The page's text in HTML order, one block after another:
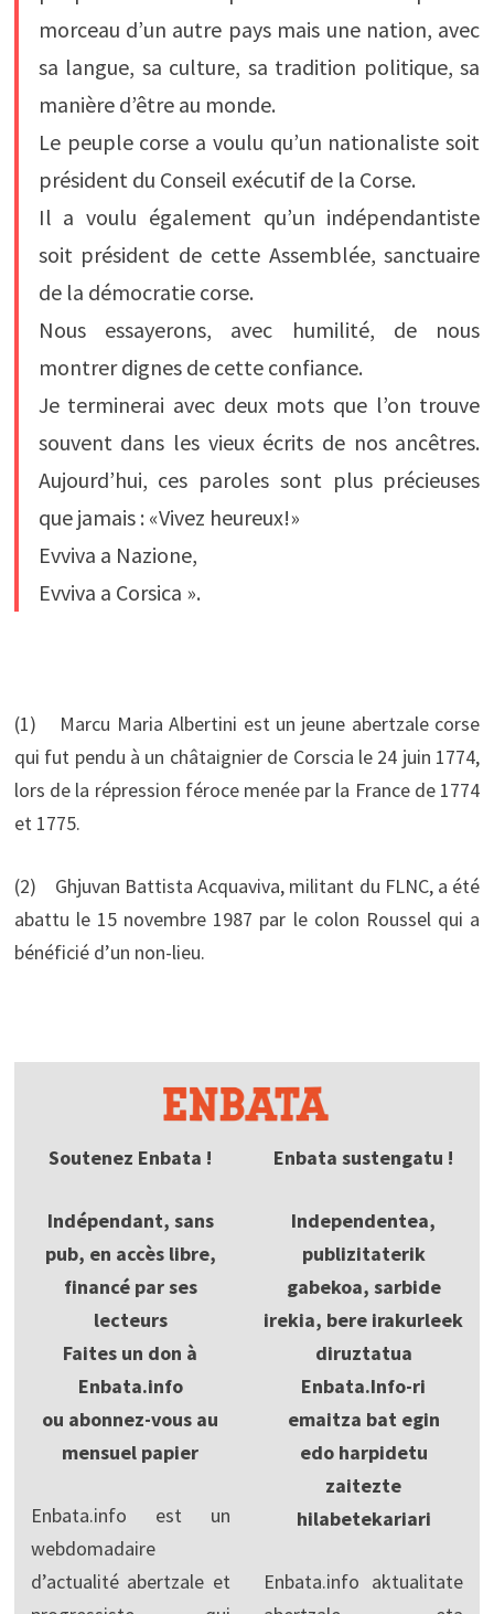
morceau d’un autre pays mais une nation, avec
sa langue, sa culture, sa tradition politique, sa
manière d’être au monde.
Le peuple corse a voulu qu’un nationaliste soit
président du Conseil exécutif de la Corse.
Il a voulu également qu’un indépendantiste
soit président de cette Assemblée, sanctuaire
de la démocratie corse.
Nous essayerons, avec humilité, de nous
montrer dignes de cette confiance.
Je terminerai avec deux mots que l’on trouve
souvent dans les vieux écrits de nos ancêtres.
Aujourd’hui, ces paroles sont plus précieuses
que jamais : «Vivez heureux!»
Evviva a Nazione,
Evviva a Corsica ».
(1) Marcu Maria Albertini est un jeune abertzale corse
qui fut pendu à un châtaignier de Corscia le 24 juin 1774,
lors de la répression féroce menée par la France de 1774
et 1775.
(2) Ghjuvan Battista Acquaviva, militant du FLNC, a été
abattu le 15 novembre 1987 par le colon Roussel qui a
bénéficié d’un non-lieu.
Soutenez Enbata !
Indépendant, sans
pub, en accès libre,
financé par ses
lecteurs
Faites un don à
Enbata.info
ou abonnez-vous au
mensuel papier
Enbata.info est un
webdomadaire
d’actualité abertzale et
Enbata sustengatu !
Independentea,
publizitaterik
gabekoa, sarbide
irekia, bere irakurleek
diruztatua
Enbata.Info-ri
emaitza bat egin
edo harpidetu
zaitezte
hilabetekariari
Enbata.info aktualitate